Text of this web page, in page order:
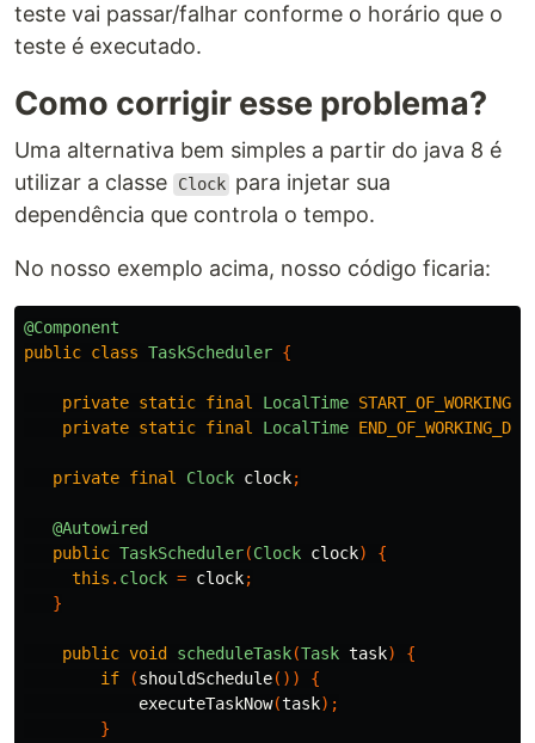
teste vai passar/falhar conforme o horário que o
teste é executado.
Como corrigir esse problema?
Uma alternativa bem simples a partir do java 8 é
utilizar a classe
Clock para injetar sua
dependência que controla o tempo.
No nosso exemplo acima, nosso código ficaria:
@Component
public class TaskScheduler {
private static final LocalTime
private static final LocalTime END_OF_WORKING_DAY
private final Clock clock;
@Autowired
public TaskScheduler(Clock clock)
{
this . clock = clock;
}
public void scheduleTask(Task task)
{
if
(shouldSchedule())
{
executeTaskNow(task);
}